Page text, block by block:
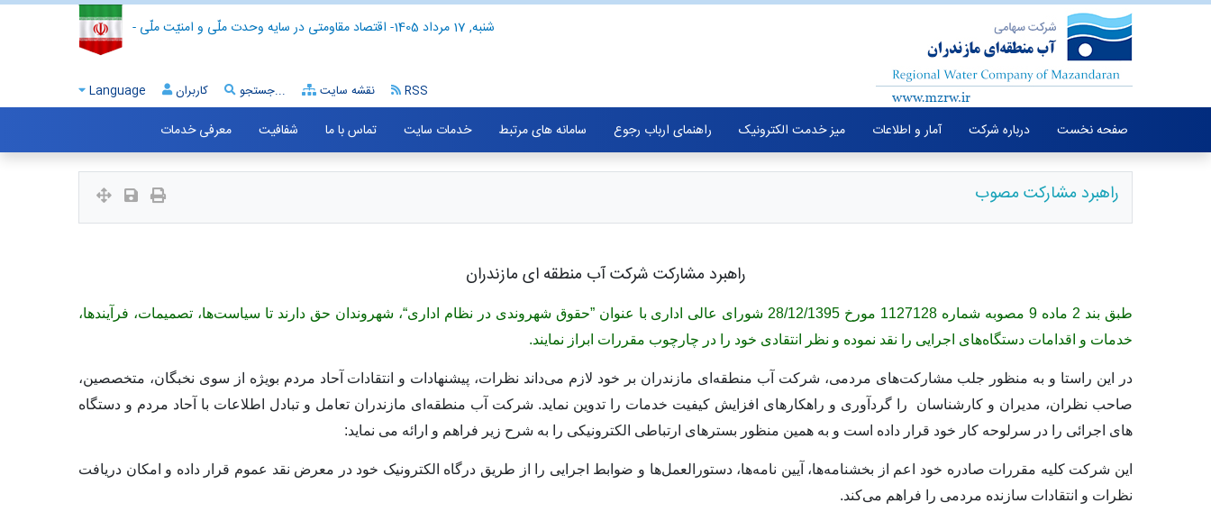
- اقتصاد مقاومتی در سایه وحدت ملّی و امنیّت ملّی - شنبه, 17 مرداد 1405
Language کاربران جستجو... نقشه سایت RSS
صفحه نخست درباره شرکت آمار و اطلاعات میز خدمت الکترونیک راهنمای ارباب رجوع سامانه های مرتبط خدمات سایت تماس با ما شفافیت معرفی خدمات
راهبرد مشارکت مصوب
راهبرد مشارکت شرکت آب منطقه ای مازندران
طبق بند 2 ماده 9 مصوبه شماره 1127128 مورخ 28/12/1395 شورای عالی اداری با عنوان ”حقوق شهروندی در نظام اداری“، شهروندان حق دارند تا سیاست
ها، تصمیمات، فرآیندها،
خدمات و اقدامات دستگاه‌‏های اجرایی را نقد نموده و نظر انتقادی خود را در چارچوب مقررات ابراز نمایند.
در این راستا و به منظور جلب مشارکت‌های مردمی، شرکت آب منطقه‌ای مازندران بر خود لازم می‌داند نظرات، پیشنهادات و انتقادات آحاد مردم بویژه از سوی نخبگان، متخصصین،
صاحب نظران، مدیران و کارشناسان را گردآوری و راهکارهای افزایش کیفیت خدمات را تدوین نماید. شرکت آب منطقه‌ای مازندران تعامل و تبادل اطلاعات با آحاد مردم و دستگاه
های اجرائی را در سرلوحه کار خود قرار داده است و به همین منظور بسترهای ارتباطی الکترونیکی را به شرح زیر فراهم و ارائه می نماید:
این شرکت کلیه مقررات صادره خود اعم از بخشنامه‌‏ها، آیین نامه‌‏ها، دستورالعمل‏‌ها و ضوابط اجرایی را از طریق درگاه الکترونیک خود در معرض نقد عموم قرار داده و امکان دریافت
نظرات و انتقادات سازنده مردمی را فراهم می‌کند.